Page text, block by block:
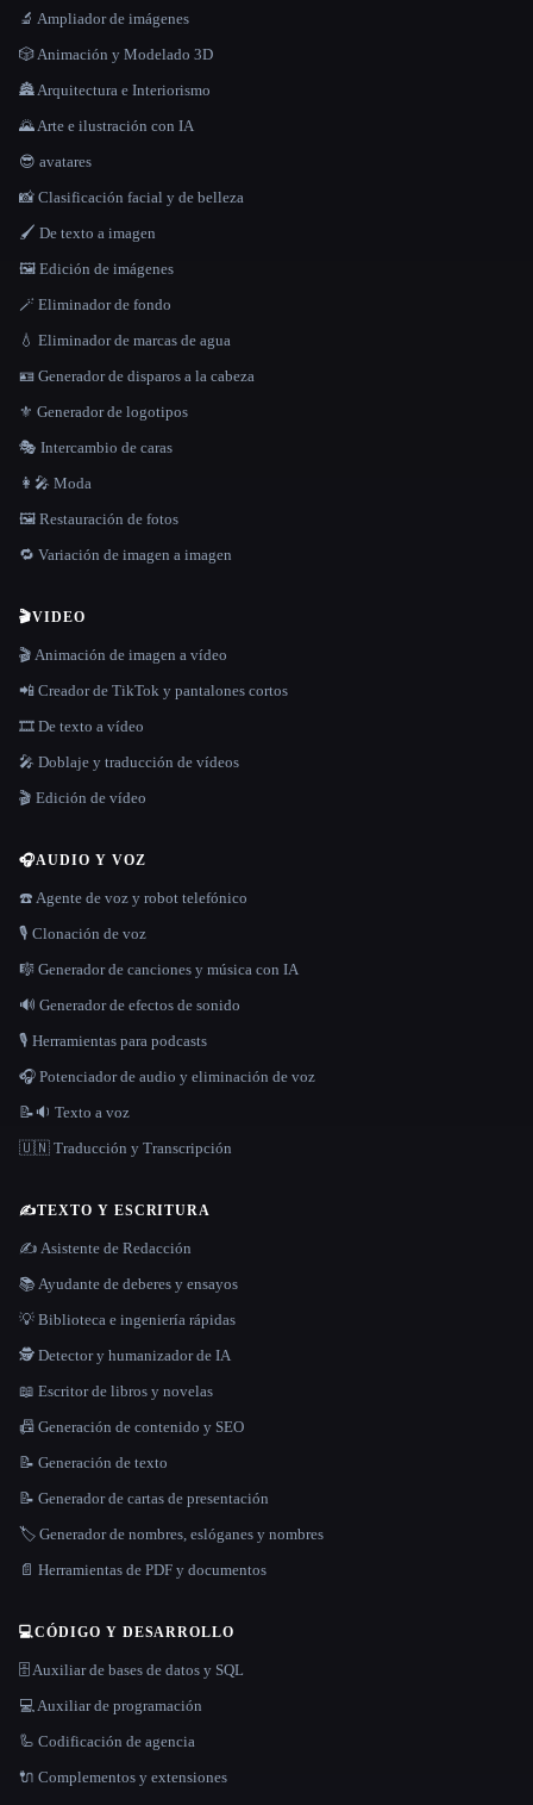
🔬 Ampliador de imágenes
🎲 Animación y Modelado 3D
🏯 Arquitectura e Interiorismo
🌄 Arte e ilustración con IA
😎 avatares
📸 Clasificación facial y de belleza
🖌️ De texto a imagen
🖼️ Edición de imágenes
🪄 Eliminador de fondo
💧 Eliminador de marcas de agua
🪪 Generador de disparos a la cabeza
⚜️ Generador de logotipos
🎭 Intercambio de caras
👩‍🎤 Moda
🖼️ Restauración de fotos
🔁 Variación de imagen a imagen
🎬VIDEO
🎬 Animación de imagen a vídeo
📲 Creador de TikTok y pantalones cortos
🎞️ De texto a vídeo
🎤 Doblaje y traducción de vídeos
🎬 Edición de vídeo
🎧AUDIO Y VOZ
☎️ Agente de voz y robot telefónico
🎙️ Clonación de voz
🎼 Generador de canciones y música con IA
🔊 Generador de efectos de sonido
🎙️ Herramientas para podcasts
🎧 Potenciador de audio y eliminación de voz
📝🔉 Texto a voz
🇺🇳 Traducción y Transcripción
✍️TEXTO Y ESCRITURA
✍️ Asistente de Redacción
📚 Ayudante de deberes y ensayos
💡 Biblioteca e ingeniería rápidas
🕵️ Detector y humanizador de IA
📖 Escritor de libros y novelas
📠 Generación de contenido y SEO
📝 Generación de texto
📝 Generador de cartas de presentación
🏷️ Generador de nombres, eslóganes y nombres
📄 Herramientas de PDF y documentos
💻CÓDIGO Y DESARROLLO
🗄️ Auxiliar de bases de datos y SQL
💻 Auxiliar de programación
🦾 Codificación de agencia
🔌 Complementos y extensiones